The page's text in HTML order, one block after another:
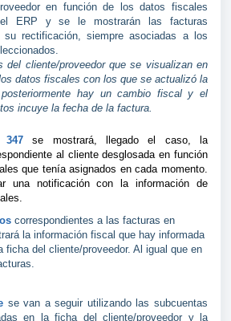
en función de los datos fiscales
ERP y se le mostrarán las facturas
su rectificación, siempre asociadas a los
del cliente/proveedor que se visualizan en
datos fiscales con los que se actualizó la
hay un cambio fiscal y el
incuye la fecha de la factura.
se mostrará, llegado el caso, la
al cliente desglosada en función
que tenía asignados en cada momento.
una notificación con la información de
correspondientes a las facturas en
la información fiscal que hay informada
ficha del cliente/proveedor. Al igual que en
se van a seguir utilizando las subcuentas
en la ficha del cliente/proveedor y la